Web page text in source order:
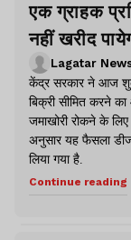
एक ग्राहक
नहीं खरीद
Lagatar
केंद्र सरकार ने आज
बिक्री सीमित करने
जमाखोरी रोकने के
अनुसार यह फैसला
लिया गया है.
Continue reading